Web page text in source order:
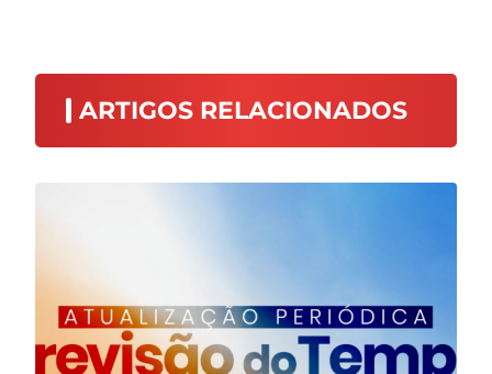
ARTIGOS RELACIONADOS